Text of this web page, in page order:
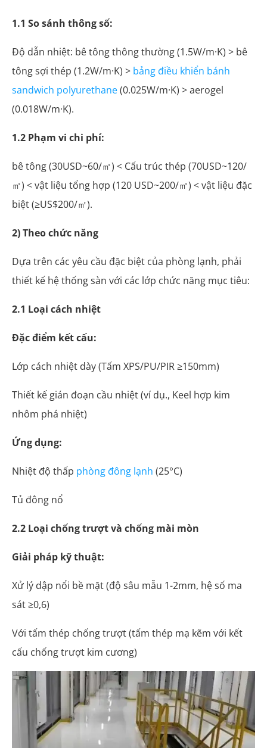
1.1 So sánh thông số:
Độ dẫn nhiệt: bê tông thông thường (1.5W/m·K) > bê
tông sợi thép (1.2W/m·K) > bảng điều khiển bánh
sandwich polyurethane(0.025W/m·K) > aerogel
(0.018W/m·K).
1.2 Phạm vi chi phí:
bê tông (30USD~60/㎡) < Cấu trúc thép (70USD~120/
㎡) < vật liệu tổng hợp (120 USD~200/㎡) < vật liệu đặc
biệt (≥US$200/㎡).
2) Theo chức năng
Dựa trên các yêu cầu đặc biệt của phòng lạnh, phải
thiết kế hệ thống sàn với các lớp chức năng mục tiêu:
2.1 Loại cách nhiệt
Đặc điểm kết cấu:
Lớp cách nhiệt dày (Tấm XPS/PU/PIR ≥150mm)
Thiết kế gián đoạn cầu nhiệt (ví dụ., Keel hợp kim
nhôm phá nhiệt)
Ứng dụng:
Nhiệt độ thấp phòng đông lạnh (25°C)
Tủ đông nổ
2.2 Loại chống trượt và chống mài mòn
Giải pháp kỹ thuật:
Xử lý dập nổi bề mặt (độ sâu mẫu 1-2mm, hệ số ma
sát ≥0,6)
Với tấm thép chống trượt (tấm thép mạ kẽm với kết
cấu chống trượt kim cương)